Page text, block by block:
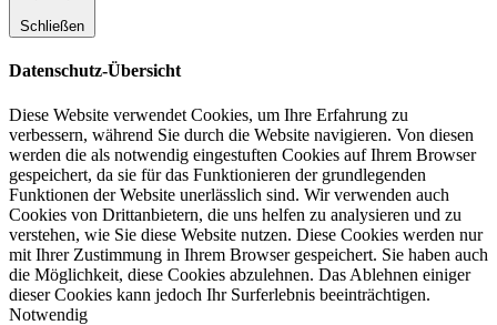
Schließen
Datenschutz-Übersicht
Diese Website verwendet Cookies, um Ihre Erfahrung zu
verbessern, während Sie durch die Website navigieren. Von diesen
werden die als notwendig eingestuften Cookies auf Ihrem Browser
gespeichert, da sie für das Funktionieren der grundlegenden
Funktionen der Website unerlässlich sind. Wir verwenden auch
Cookies von Drittanbietern, die uns helfen zu analysieren und zu
verstehen, wie Sie diese Website nutzen. Diese Cookies werden nur
mit Ihrer Zustimmung in Ihrem Browser gespeichert. Sie haben auch
die Möglichkeit, diese Cookies abzulehnen. Das Ablehnen einiger
dieser Cookies kann jedoch Ihr Surferlebnis beeinträchtigen.
Notwendig